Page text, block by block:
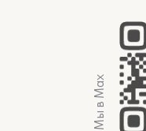
Мы в Max